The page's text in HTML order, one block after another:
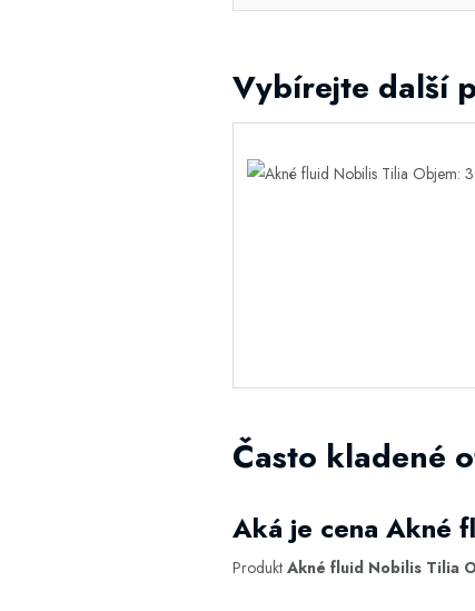
Vybírejte další
Často kladené
Aká je cena Akné
Produkt Akné fluid Nobilis Tilia